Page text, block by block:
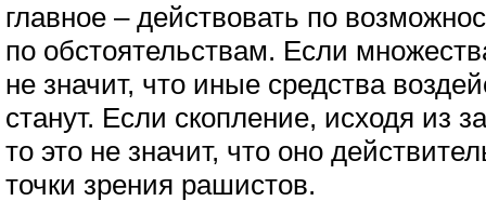
главное – действовать по
по обстоятельствам. Если
не значит, что иные средства
станут. Если скопление, исходя из
то это не значит, что оно
точки зрения рашистов.